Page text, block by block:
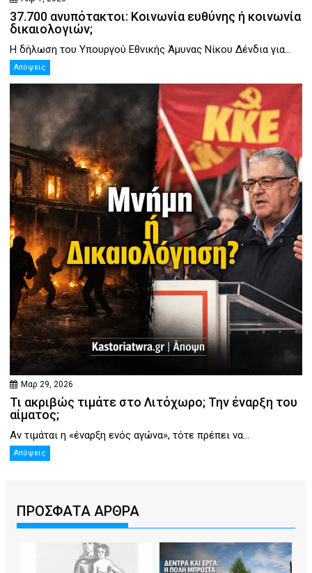
37.700 ανυπότακτοι: Κοινωνία ευθύνης ή κοινωνία
δικαιολογιών;
Η δήλωση του Υπουργού Εθνικής Άμυνας Νίκου Δένδια για...
Απόψεις
Μαρ 29, 2026
Τι ακριβώς τιμάτε στο Λιτόχωρο; Την έναρξη του
αίματος;
Αν τιμάται η «έναρξη ενός αγώνα», τότε πρέπει να...
Απόψεις
ΠΡΟΣΦΑΤΑ ΑΡΘΡΑ